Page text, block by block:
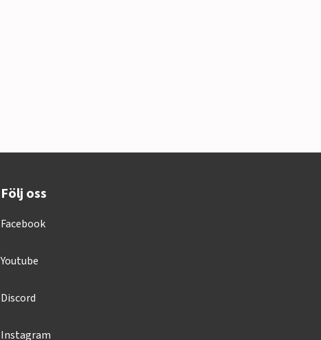
Följ oss
Facebook
Youtube
Discord
Instagram